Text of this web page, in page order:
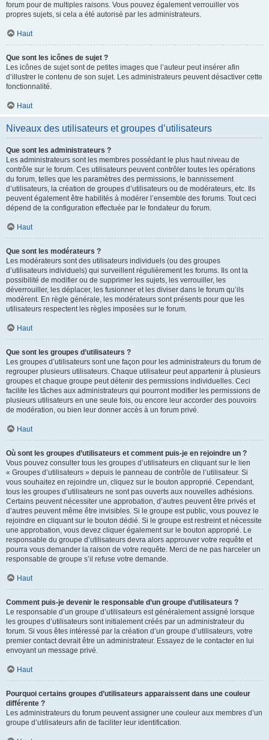
forum pour de multiples raisons. Vous pouvez également verrouiller vos
propres sujets, si cela a été autorisé par les administrateurs.
Haut
Que sont les icônes de sujet ?
Les icônes de sujet sont de petites images que l’auteur peut insérer afin
d’illustrer le contenu de son sujet. Les administrateurs peuvent désactiver cette
fonctionnalité.
Haut
Niveaux des utilisateurs et groupes d’utilisateurs
Que sont les administrateurs ?
Les administrateurs sont les membres possédant le plus haut niveau de
contrôle sur le forum. Ces utilisateurs peuvent contrôler toutes les opérations
du forum, telles que les paramètres des permissions, le bannissement
d’utilisateurs, la création de groupes d’utilisateurs ou de modérateurs, etc. Ils
peuvent également être habilités à modérer l’ensemble des forums. Tout ceci
dépend de la configuration effectuée par le fondateur du forum.
Haut
Que sont les modérateurs ?
Les modérateurs sont des utilisateurs individuels (ou des groupes
d’utilisateurs individuels) qui surveillent régulièrement les forums. Ils ont la
possibilité de modifier ou de supprimer les sujets, les verrouiller, les
déverrouiller, les déplacer, les fusionner et les diviser dans le forum qu’ils
modèrent. En règle générale, les modérateurs sont présents pour que les
utilisateurs respectent les règles imposées sur le forum.
Haut
Que sont les groupes d’utilisateurs ?
Les groupes d’utilisateurs sont une façon pour les administrateurs du forum de
regrouper plusieurs utilisateurs. Chaque utilisateur peut appartenir à plusieurs
groupes et chaque groupe peut détenir des permissions individuelles. Ceci
facilite les tâches aux administrateurs qui pourront modifier les permissions de
plusieurs utilisateurs en une seule fois, ou encore leur accorder des pouvoirs
de modération, ou bien leur donner accès à un forum privé.
Haut
Où sont les groupes d’utilisateurs et comment puis-je en rejoindre un ?
Vous pouvez consulter tous les groupes d’utilisateurs en cliquant sur le lien
« Groupes d’utilisateurs » depuis le panneau de contrôle de l’utilisateur. Si
vous souhaitez en rejoindre un, cliquez sur le bouton approprié. Cependant,
tous les groupes d’utilisateurs ne sont pas ouverts aux nouvelles adhésions.
Certains peuvent nécessiter une approbation, d’autres peuvent être privés et
d’autres peuvent même être invisibles. Si le groupe est public, vous pouvez le
rejoindre en cliquant sur le bouton dédié. Si le groupe est restreint et nécessite
une approbation, vous devez cliquer également sur le bouton approprié. Le
responsable du groupe d’utilisateurs devra alors approuver votre requête et
pourra vous demander la raison de votre requête. Merci de ne pas harceler un
responsable de groupe s’il refuse votre demande.
Haut
Comment puis-je devenir le responsable d’un groupe d’utilisateurs ?
Le responsable d’un groupe d’utilisateurs est généralement assigné lorsque
les groupes d’utilisateurs sont initialement créés par un administrateur du
forum. Si vous êtes intéressé par la création d’un groupe d’utilisateurs, votre
premier contact devrait être un administrateur. Essayez de le contacter en lui
envoyant un message privé.
Haut
Pourquoi certains groupes d’utilisateurs apparaissent dans une couleur
différente ?
Les administrateurs du forum peuvent assigner une couleur aux membres d’un
groupe d’utilisateurs afin de faciliter leur identification.